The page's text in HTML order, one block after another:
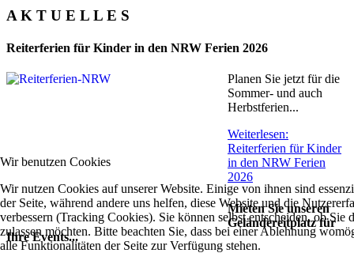
A K T U E L L E S
Reiterferien für Kinder in den NRW Ferien 2026
Planen Sie jetzt für die
Sommer- und auch
Herbstferien...
Weiterlesen:
Reiterferien für Kinder
in den NRW Ferien
2026
Mieten Sie unseren
Geländereitplatz für
Ihre Events...
Wir benutzen Cookies
Wir nutzen Cookies auf unserer Website. Einige von ihnen sind
der Seite, während andere uns helfen, diese Website und die
verbessern (Tracking Cookies). Sie können selbst entscheiden, ob Sie
zulassen möchten. Bitte beachten Sie, dass bei einer Ablehnung
alle Funktionalitäten der Seite zur Verfügung stehen.